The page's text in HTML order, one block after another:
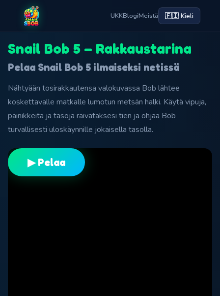
UKKBlogiMeistä 🇫🇮 Kieli
Snail Bob 5 – Rakkaustarina
Pelaa Snail Bob 5 ilmaiseksi netissä
Nähtyään tosirakkautensa valokuvassa Bob lähtee
koskettavalle matkalle lumotun metsän halki. Käytä vipuja,
painikkeita ja tasoja raivataksesi tien ja ohjaa Bob
turvallisesti uloskäynnille jokaisella tasolla.
▶ Pelaa